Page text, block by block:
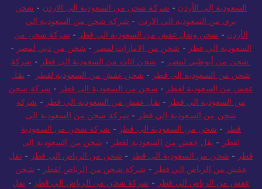
السعودية إلى الأردن - شركة شحن من السعودية الى الاردن - شحن
بري من السعودية الى الاردن - شركة شحن من السعودية الي
الأردن - شحن ونقل عفش من السعودية الي قطر - شركة شحن من
السعودية الي قطر - شحن من الامارات لمصر - شحن من دبي لمصر -
شحن من أبوظبي لمصر - شحن اثاث من السعودية الى قطر - شركة
شحن من السعودية الى قطر - شحن عفش من السعودية لقطر - نقل
عفش من السعودية لقطر - شحن من السعودية الى قطر - شركة شحن
من السعودية الي قطر - نقل عفش من السعودية الي قطر - شركة
شحن من السعودية الي قطر - شركة شحن من السعودية الى
قطر - شحن من السعودية الي قطر - شركة شحن من السعودية
لقطر - نقل عفش من السعودية لقطر - شحن من السعودية الى
قطر - شحن من السعودية الي قطر - شحن من الرياض الي قطر - نقل
عفش من الرياض الي قطر - شركة شحن من الرياض لقطر - شحن
عفش من الرياض الي قطر - شركة شحن من الرياض الي قطر - نقل